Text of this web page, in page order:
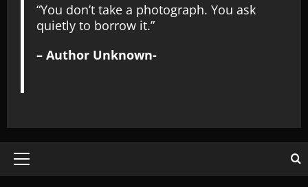
“You don’t take a photograph. You ask
quietly to borrow it.”
– Author Unknown-
Primary